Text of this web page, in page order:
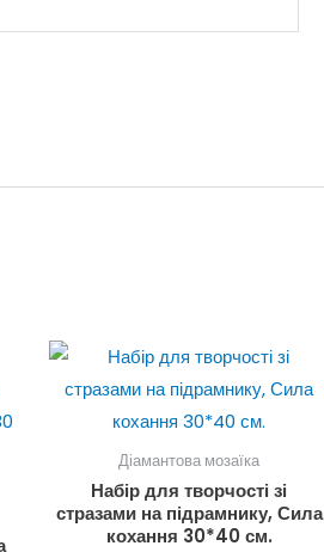
Діамантова мозаїка
Набір для творчості зі
стразами на підрамнику, Сила
кохання 30*40 см.